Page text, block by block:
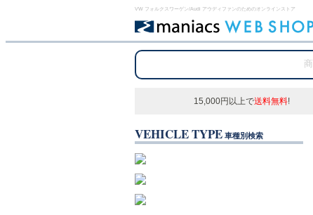
VW フォルクスワーゲン/Audi アウディファンのためのオンラインストア
15,000円以上で送料無料!
VEHICLE TYPE 車種別検索